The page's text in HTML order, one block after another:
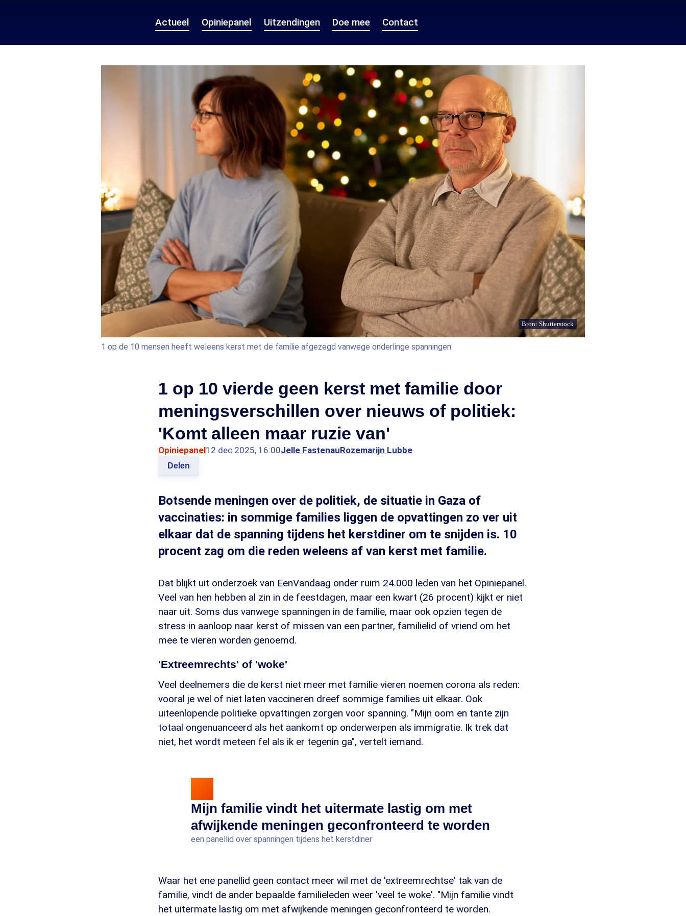
Actueel Opiniepanel Uitzendingen Doe mee Contact
Bron: Shutterstock
1 op de 10 mensen heeft weleens kerst met de familie afgezegd vanwege onderlinge spanningen
1 op 10 vierde geen kerst met familie door
meningsverschillen over nieuws of politiek:
'Komt alleen maar ruzie van'
Opiniepanel12 dec 2025, 16:00Jelle FastenauRozemarijn Lubbe
Delen
Botsende meningen over de politiek, de situatie in Gaza of
vaccinaties: in sommige families liggen de opvattingen zo ver uit
elkaar dat de spanning tijdens het kerstdiner om te snijden is. 10
procent zag om die reden weleens af van kerst met familie.
Dat blijkt uit onderzoek van EenVandaag onder ruim 24.000 leden van het Opiniepanel.
Veel van hen hebben al zin in de feestdagen, maar een kwart (26 procent) kijkt er niet
naar uit. Soms dus vanwege spanningen in de familie, maar ook opzien tegen de
stress in aanloop naar kerst of missen van een partner, familielid of vriend om het
mee te vieren worden genoemd.
'Extreemrechts' of 'woke'
Veel deelnemers die de kerst niet meer met familie vieren noemen corona als reden:
vooral je wel of niet laten vaccineren dreef sommige families uit elkaar. Ook
uiteenlopende politieke opvattingen zorgen voor spanning. "Mijn oom en tante zijn
totaal ongenuanceerd als het aankomt op onderwerpen als immigratie. Ik trek dat
niet, het wordt meteen fel als ik er tegenin ga", vertelt iemand.
Mijn familie vindt het uitermate lastig om met
afwijkende meningen geconfronteerd te worden
een panellid over spanningen tijdens het kerstdiner
Waar het ene panellid geen contact meer wil met de 'extreemrechtse' tak van de
familie, vindt de ander bepaalde familieleden weer 'veel te woke'. "Mijn familie vindt
het uitermate lastig om met afwijkende meningen geconfronteerd te worden.